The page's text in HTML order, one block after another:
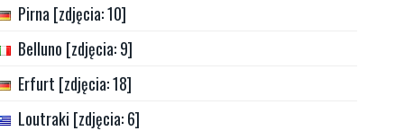
Pirna [zdjęcia: 10]
Belluno [zdjęcia: 9]
Erfurt [zdjęcia: 18]
Loutraki [zdjęcia: 6]